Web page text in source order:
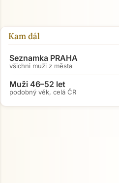
Kam dál
Seznamka PRAHA
všichni muži z města
Muži 46–52 let
podobný věk, celá ČR